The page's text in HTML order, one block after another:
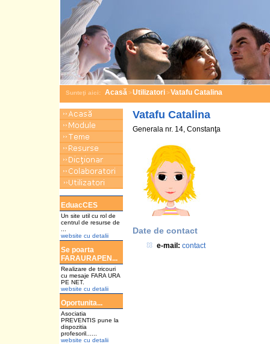
Sunteţi aici:Acasă >Utilizatori >Vatafu Catalina
EduacCES
Un site util cu rol de
centrul de resurse de
website cu detalii
Se poarta
FARAURAPEN...
Realizare de tricouri
cu mesaje FARA URA
PE NET.
website cu detalii
Oportunita...
Asociatia
PREVENTIS pune la
dispozitia
profesoril......
website cu detalii
Vatafu Catalina
Generala nr. 14, Constanţa
Date de contact
e-mail: contact